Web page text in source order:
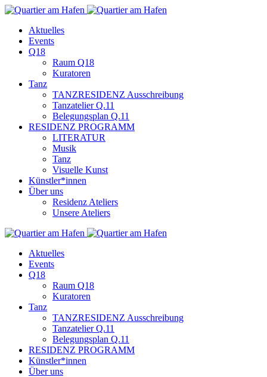
Aktuelles
Events
Q18
Raum Q18
Kuratoren
Tanz
TANZRESIDENZ Ausschreibung
Tanzatelier Q.11
Belegungsplan Q.11
RESIDENZ PROGRAMM
LITERATUR
Musik
Tanz
Visuelle Kunst
Künstler*innen
Über uns
Residenz Ateliers
Unsere Ateliers
Aktuelles
Events
Q18
Raum Q18
Kuratoren
Tanz
TANZRESIDENZ Ausschreibung
Tanzatelier Q.11
Belegungsplan Q.11
RESIDENZ PROGRAMM
Künstler*innen
Über uns